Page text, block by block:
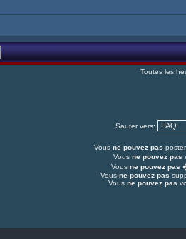
Toutes les
Sauter vers:
Vous ne pouvez pas
Vous ne pouvez pas
Vous ne pouvez pas
Vous ne pouvez pas
Vous ne pouvez pas